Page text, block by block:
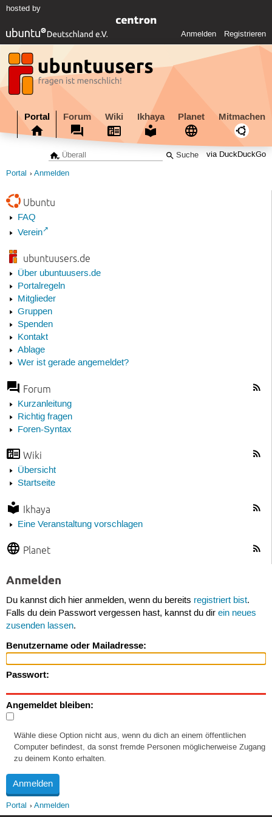
hosted by
Anmelden Registrieren
Portal Forum Wiki Ikhaya Planet Mitmachen
via DuckDuckGo
Portal Anmelden
Ubuntu
FAQ
Verein
ubuntuusers.de
Über ubuntuusers.de
Portalregeln
Mitglieder
Gruppen
Spenden
Kontakt
Ablage
Wer ist gerade angemeldet?
Forum
Kurzanleitung
Richtig fragen
Foren-Syntax
Wiki
Übersicht
Startseite
Ikhaya
Eine Veranstaltung vorschlagen
Planet
Anmelden
Du kannst dich hier anmelden, wenn du bereits registriert bist.
Falls du dein Passwort vergessen hast, kannst du dir ein neues
zusenden lassen.
Benutzername oder Mailadresse:
Passwort:
Angemeldet bleiben:
Wähle diese Option nicht aus, wenn du dich an einem öffentlichen
Computer befindest, da sonst fremde Personen möglicherweise Zugang
zu deinem Konto erhalten.
Portal Anmelden